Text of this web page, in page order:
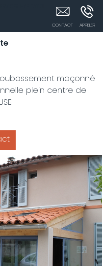
maçonné
plein centre de